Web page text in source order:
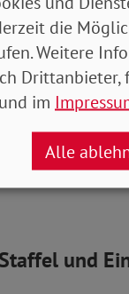
so
have oder
täglich
mit einem
und
die
Weitere
Drittanbieter,
und im
Alle